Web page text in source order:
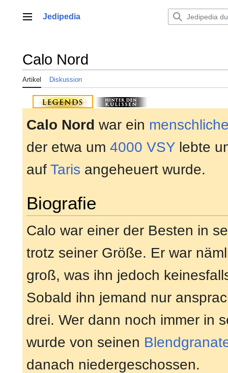
springenHauptmenü
Jedipedia
Calo Nord
Artikel Diskussion
Calo Nord war ein
der etwa um 4000 VSY lebte
auf Taris angeheuert wurde.
Biografie
Calo war einer der Besten in
trotz seiner Größe. Er war
groß, was ihn jedoch
Sobald ihn jemand nur
drei. Wer dann noch immer in
wurde von seinen
danach niedergeschossen.